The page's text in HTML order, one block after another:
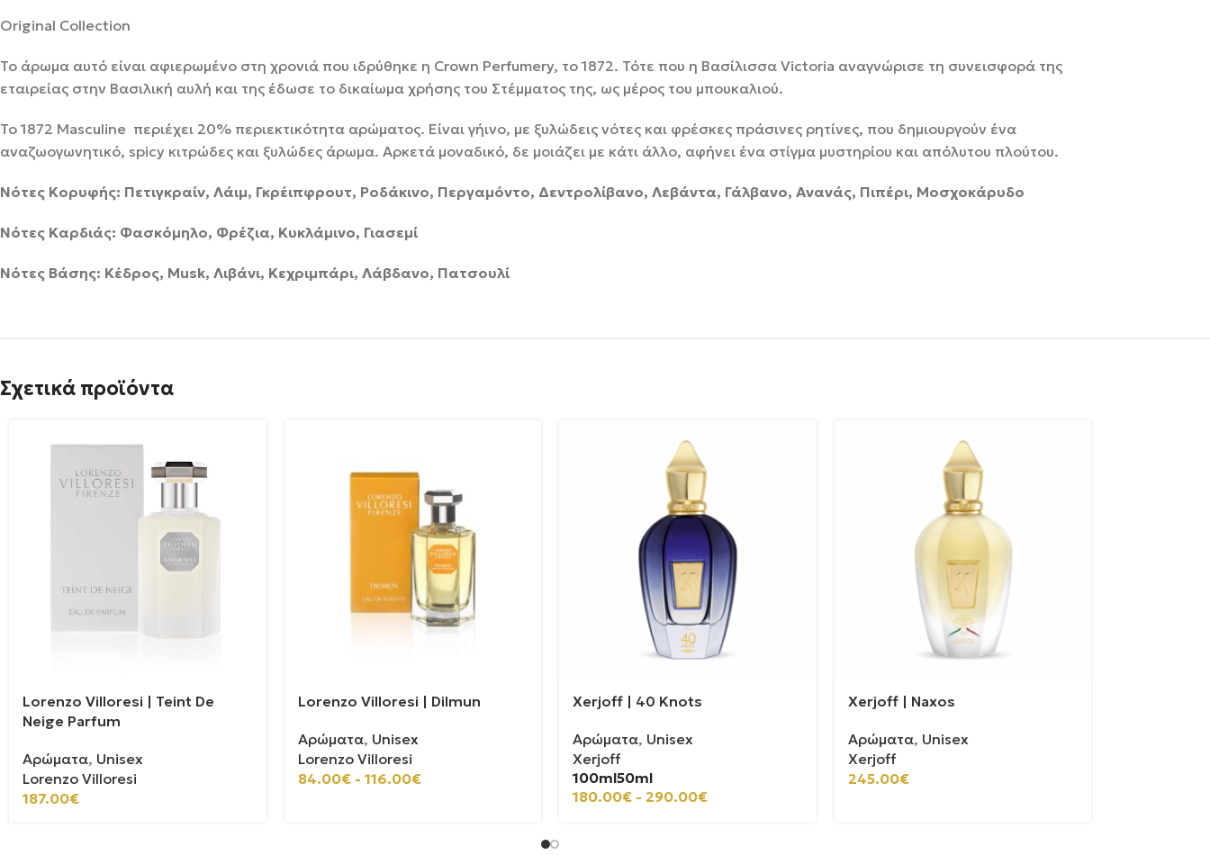
Original Collection
Το άρωμα αυτό είναι αφιερωμένο στη χρονιά που ιδρύθηκε η Crown Perfumery, το 1872. Τότε που η Βασίλισσα Victoria αναγνώρισε τη συνεισφορά της
εταιρείας στην Βασιλική αυλή και της έδωσε το δικαίωμα χρήσης του Στέμματος της, ως μέρος του μπουκαλιού.
Το 1872 Masculine περιέχει 20% περιεκτικότητα αρώματος. Είναι γήινο, με ξυλώδεις νότες και φρέσκες πράσινες ρητίνες, που δημιουργούν ένα
αναζωογωνητικό, spicy κιτρώδες και ξυλώδες άρωμα. Αρκετά μοναδικό, δε μοιάζει με κάτι άλλο, αφήνει ένα στίγμα μυστηρίου και απόλυτου πλούτου.
Νότες Κορυφής: Πετιγκραίν, Λάιμ, Γκρέιπφρουτ, Ροδάκινο, Περγαμόντο, Δεντρολίβανο, Λεβάντα, Γάλβανο, Ανανάς, Πιπέρι, Μοσχοκάρυδο
Νότες Καρδιάς: Φασκόμηλο, Φρέζια, Κυκλάμινο, Γιασεμί
Νότες Βάσης: Κέδρος, Musk, Λιβάνι, Κεχριμπάρι, Λάβδανο, Πατσουλί
Σχετικά προϊόντα
Lorenzo Villoresi | Teint De
Neige Parfum
Αρώματα, Unisex
Lorenzo Villoresi
187.00€
Lorenzo Villoresi | Dilmun
Αρώματα, Unisex
Lorenzo Villoresi
84.00€ - 116.00€
Xerjoff | 40 Knots
Αρώματα, Unisex
Xerjoff
100ml50ml
180.00€ - 290.00€
Xerjoff | Naxos
Αρώματα, Unisex
Xerjoff
245.00€